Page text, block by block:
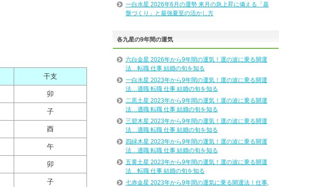
干支
卯
子
酉
午
卯
子
一白水星 2026年6月の運勢 来月の急上昇に備える「基
盤づくり」と最強夏至の活かし方
各九星の9年間の運気
六白金星 2026年から9年間の運気！運の波に乗る開運
法…転職 仕事 結婚の旬を知る
一白水星 2023年から9年間の運気！運の波に乗る開運
法…適職 転職 仕事 結婚の旬を知る
二黒土星 2023年から9年間の運気！運の波に乗る開運
法…適職 転職 仕事 結婚の旬を知る
三碧木星 2023年から9年間の運気！運の波に乗る開運
法…適職 転職 仕事 結婚の旬を知る
四緑木星 2023年から9年間の運気！運の波に乗る開運
法…適職 転職 仕事 結婚の旬を知る
五黄土星 2023年から9年間の運気！運の波に乗る開運
法…転職 仕事 結婚の旬を知る
七赤金星 2023年から9年間の運気に乗る開運法！仕事,